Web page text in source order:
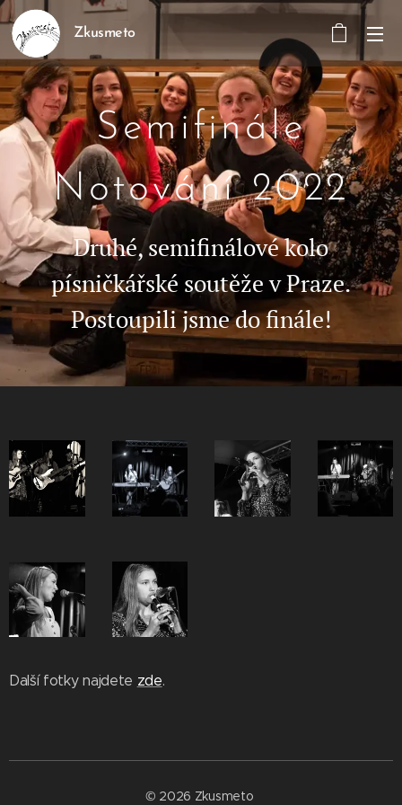
Zkusmeto
Semifinále
Notování 2022
Druhé, semifinálové kolo
písničkářské soutěže v Praze.
Postoupili jsme do finále!
Další fotky najdete zde.
© 2026 Zkusmeto